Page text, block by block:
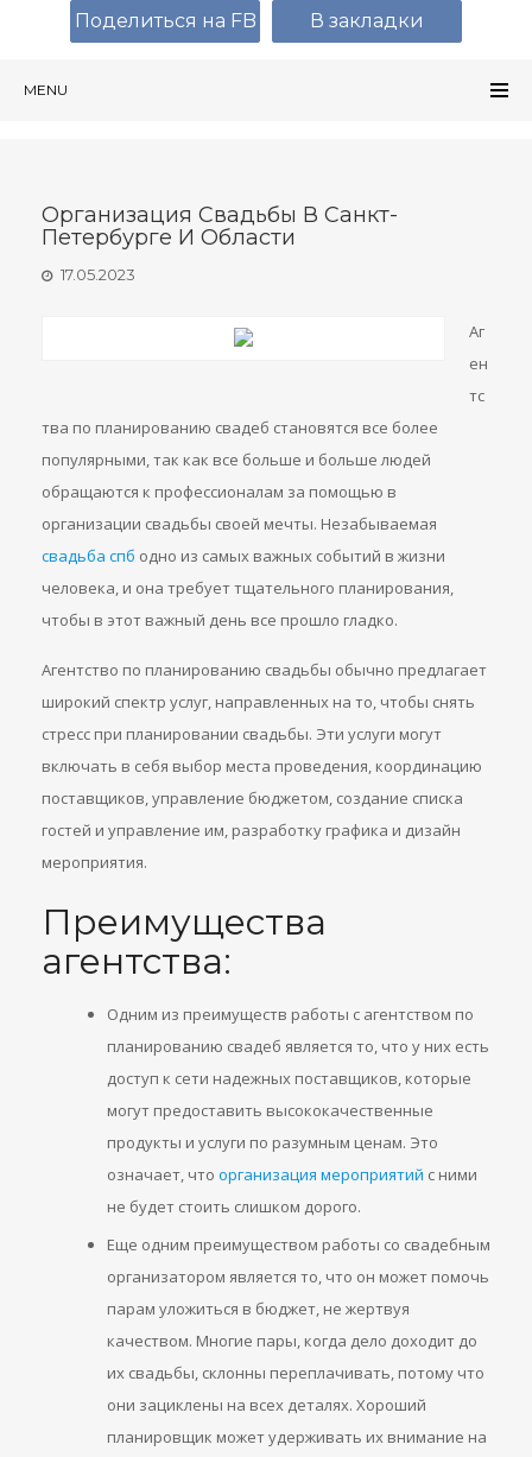
MENU
Организация Свадьбы В Санкт-
Петербурге И Области
17.05.2023
Аг
ен
тс
тва по планированию свадеб становятся все более
популярными, так как все больше и больше людей
обращаются к профессионалам за помощью в
организации свадьбы своей мечты. Незабываемая
свадьба спб одно из самых важных событий в жизни
человека, и она требует тщательного планирования,
чтобы в этот важный день все прошло гладко.
Агентство по планированию свадьбы обычно предлагает
широкий спектр услуг, направленных на то, чтобы снять
стресс при планировании свадьбы. Эти услуги могут
включать в себя выбор места проведения, координацию
поставщиков, управление бюджетом, создание списка
гостей и управление им, разработку графика и дизайн
мероприятия.
Преимущества
агентства:
Одним из преимуществ работы с агентством по
планированию свадеб является то, что у них есть
доступ к сети надежных поставщиков, которые
могут предоставить высококачественные
продукты и услуги по разумным ценам. Это
означает, что организация мероприятий с ними
не будет стоить слишком дорого.
Еще одним преимуществом работы со свадебным
организатором является то, что он может помочь
парам уложиться в бюджет, не жертвуя
качеством. Многие пары, когда дело доходит до
их свадьбы, склонны переплачивать, потому что
они зациклены на всех деталях. Хороший
планировщик может удерживать их внимание на
Поделиться на FB В закладки